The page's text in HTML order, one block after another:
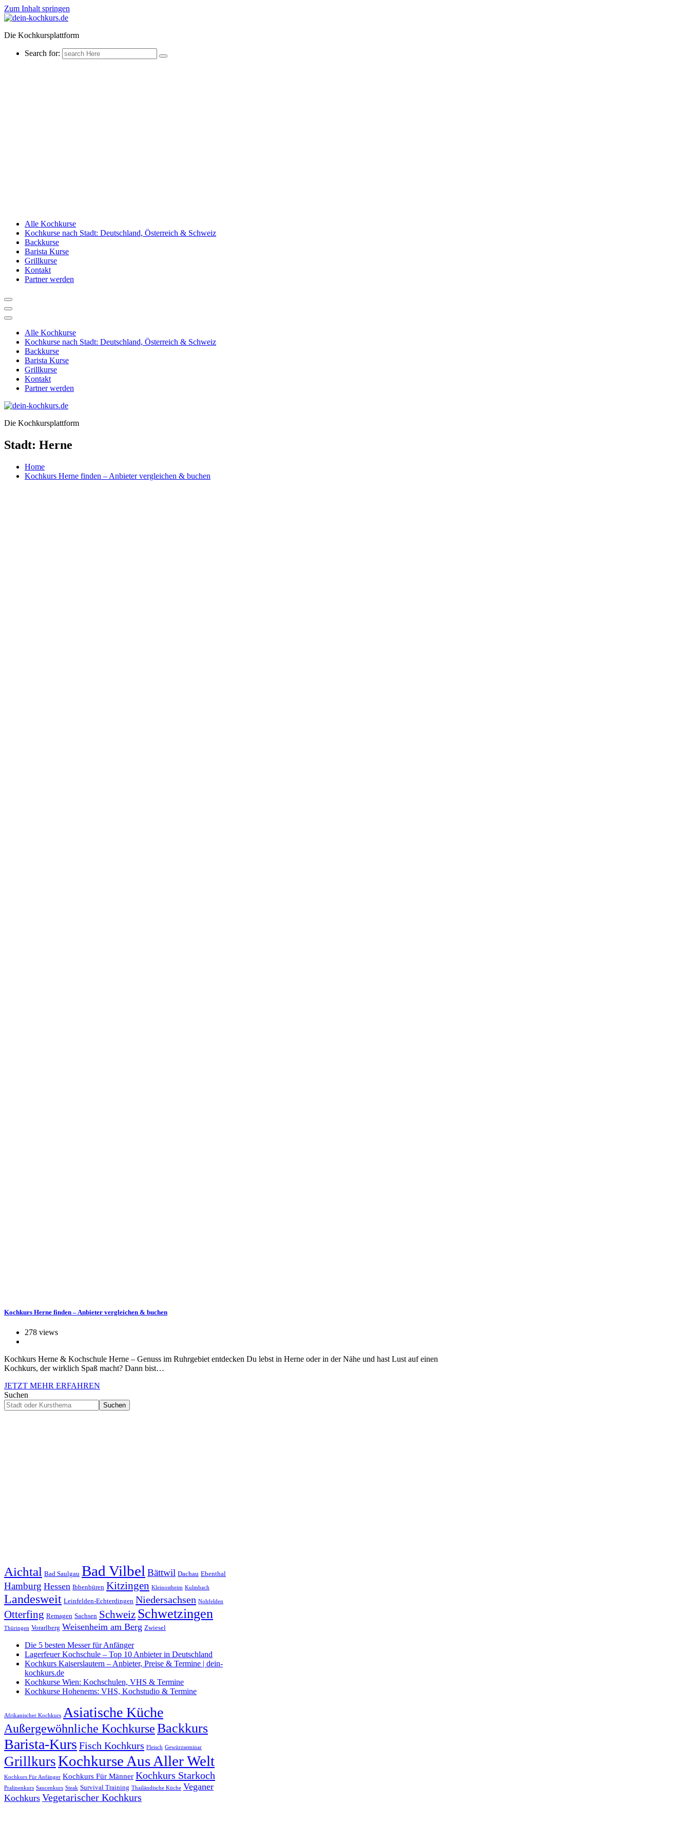
Zum Inhalt springen
Die Kochkursplattform
Search for:
Alle Kochkurse
Kochkurse nach Stadt: Deutschland, Österreich & Schweiz
Backkurse
Barista Kurse
Grillkurse
Kontakt
Partner werden
Alle Kochkurse
Kochkurse nach Stadt: Deutschland, Österreich & Schweiz
Backkurse
Barista Kurse
Grillkurse
Kontakt
Partner werden
Die Kochkursplattform
Stadt: Herne
Home
Kochkurs Herne finden – Anbieter vergleichen & buchen
Kochkurs Herne finden – Anbieter vergleichen & buchen
278 views
Kochkurs Herne & Kochschule Herne – Genuss im Ruhrgebiet entdecken Du lebst in Herne oder in der Nähe und hast Lust auf einen
Kochkurs, der wirklich Spaß macht? Dann bist…
JETZT MEHR ERFAHREN
Suchen
Suchen
Aichtal Bad Saulgau Bad Vilbel Bättwil Dachau Ebenthal
Hamburg Hessen Ibbenbüren Kitzingen Kleinostheim Kulmbach
Landesweit Leinfelden-Echterdingen Niedersachsen Nohfelden
Otterfing Remagen Sachsen Schweiz Schwetzingen
Thüringen Vorarlberg Weisenheim am Berg Zwiesel
Die 5 besten Messer für Anfänger
Lagerfeuer Kochschule – Top 10 Anbieter in Deutschland
Kochkurs Kaiserslautern – Anbieter, Preise & Termine | dein-
kochkurs.de
Kochkurse Wien: Kochschulen, VHS & Termine
Kochkurse Hohenems: VHS, Kochstudio & Termine
Afrikanischer Kochkurs Asiatische Küche
Außergewöhnliche KochkurseBackkurs
Barista-Kurs Fisch Kochkurs Fleisch Gewürzseminar
GrillkursKochkurse Aus Aller Welt
Kochkurs Für Anfänger Kochkurs Für Männer Kochkurs Starkoch
Pralinenkurs Saucenkurs Steak Survival Training Thailändische Küche Veganer
Kochkurs Vegetarischer Kochkurs